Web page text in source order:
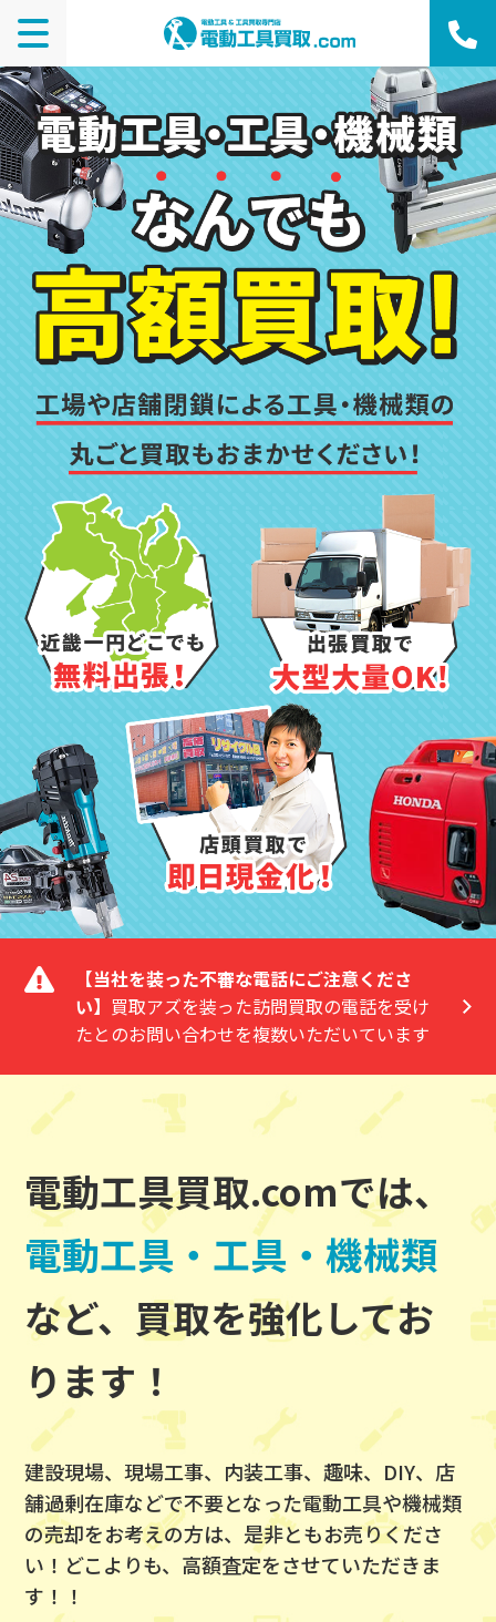
【当社を装った不審な電話にご注意くださ
い】 買取アズを装った訪問買取の電話を受け
たとのお問い合わせを複数いただいています
電動工具買取.comでは、
電動工具・工具・機械類
など、買取を強化してお
ります！
建設現場、現場工事、内装工事、趣味、DIY、店
舗過剰在庫などで不要となった電動工具や機械類
の売却をお考えの方は、是非ともお売りくださ
い！ どこよりも、高額査定をさせていただきま
す！！